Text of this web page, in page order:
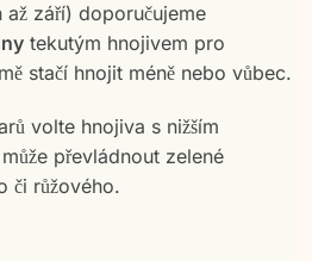
září) doporučujeme
tekutým hnojivem pro
stačí hnojit méně nebo vůbec.
volte hnojiva s nižším
převládnout zelené
či růžového.